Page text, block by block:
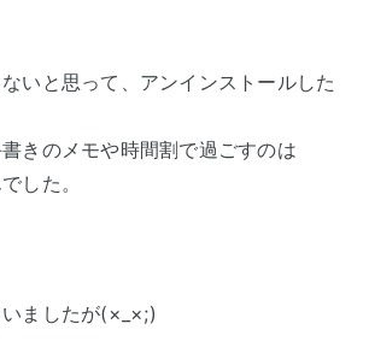
いと思って、アンインストールした
きのメモや時間割で過ごすのは
した。
ましたが(×_×;)